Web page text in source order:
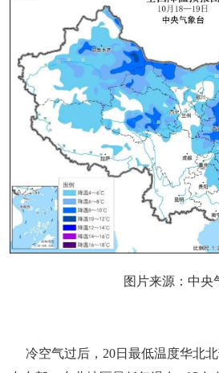
图片来源：中央
冷空气过后，20日最低温度华北